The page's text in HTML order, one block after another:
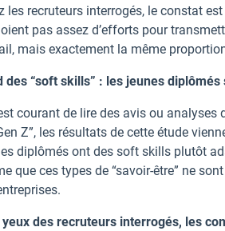
les recruteurs interrogés, le constat
pas assez d’efforts pour
mais exactement la même
des “soft skills” : les jeunes
courant de lire des avis ou
Z”, les résultats de cette étude
diplômés ont des soft skills plutôt
que ces types de “savoir-être” ne
des recruteurs interrogés, les